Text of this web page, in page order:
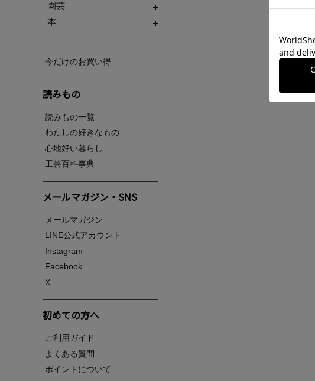
園芸
本
今だけのお買い得
読みもの
読みもの一覧
わたしの好きなもの
心地好い暮らし
工芸百科事典
メールマガジン・SNS
メールマガジン
LINE公式アカウント
Instagram
Facebook
X
初めての方へ
ご利用ガイド
よくある質問
ポイントについて